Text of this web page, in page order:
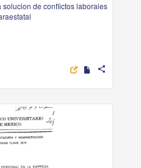
de conflictos laborales
share